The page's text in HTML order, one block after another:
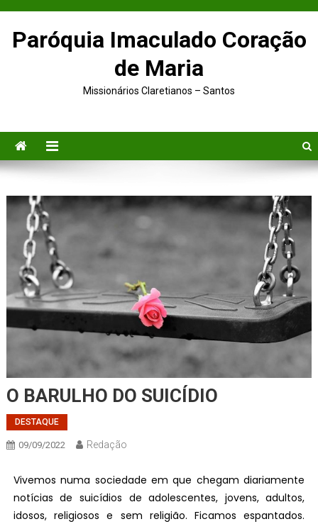
Paróquia Imaculado Coração
de Maria
Missionários Claretianos – Santos
O BARULHO DO SUICÍDIO
DESTAQUE
09/09/2022 Redação
Vivemos numa sociedade em que chegam diariamente
notícias de suicídios de adolescentes, jovens, adultos,
idosos, religiosos e sem religião. Ficamos espantados.